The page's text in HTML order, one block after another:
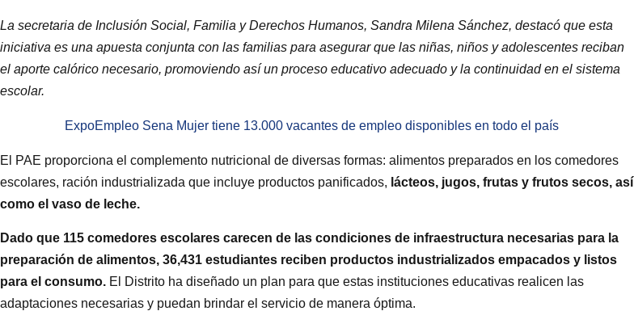
La secretaria de Inclusión Social, Familia y Derechos Humanos, Sandra Milena Sánchez, destacó que esta
iniciativa es una apuesta conjunta con las familias para asegurar que las niñas, niños y adolescentes reciban
el aporte calórico necesario, promoviendo así un proceso educativo adecuado y la continuidad en el sistema
escolar.
ExpoEmpleo Sena Mujer tiene 13.000 vacantes de empleo disponibles en todo el país
El PAE proporciona el complemento nutricional de diversas formas: alimentos preparados en los comedores
escolares, ración industrializada que incluye productos panificados, lácteos, jugos, frutas y frutos secos, así
como el vaso de leche.
Dado que 115 comedores escolares carecen de las condiciones de infraestructura necesarias para la
preparación de alimentos, 36,431 estudiantes reciben productos industrializados empacados y listos
para el consumo. El Distrito ha diseñado un plan para que estas instituciones educativas realicen las
adaptaciones necesarias y puedan brindar el servicio de manera óptima.